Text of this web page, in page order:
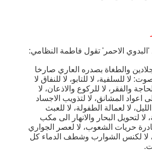
'البدوي الاحمر' تقول فاطمة النظامي:
والطغاة بصدره العاري صارخا
لا للسلفية، لا للتابو، لا للنفاق لا
والفقر، لا للركوع والاذعان، لا
اعواد المشانق، لا لتذويب الاجساد
لا لعمالة الطفولة، لا للعبث
لا لتحويل البحار والانهار الى مكب
حريات الشعوب، لا لعصر الجواري
لا لكنس الشوارب وشطف الدماء كل